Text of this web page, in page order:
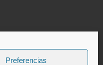
Preferencias